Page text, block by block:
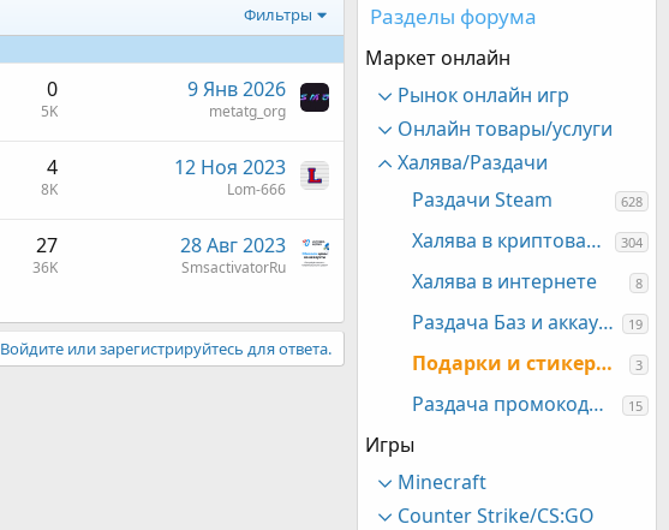
Фильтры
0
5K
9 Янв 2026
metatg_org
4
8K
12 Ноя 2023
Lom-666
27
36K
28 Авг 2023
SmsactivatorRu
Войдите или зарегистрируйтесь для ответа.
Разделы форума
Маркет онлайн
Рынок онлайн игр
Онлайн товары/услуги
Халява/Раздачи
Раздачи Steam
628
Халява в криптовалютах и NFT 304
Халява в интернете 8
Раздача Баз и аккаунтов 19
Подарки и стикеры VK и другое в соц. сетях 3
Раздача промокодов и скидочных кодов 15
Игры
Minecraft
Counter Strike/CS:GO